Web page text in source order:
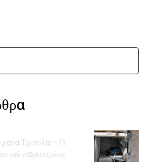
Έμπολα – Η
ιού παγκοσμίως